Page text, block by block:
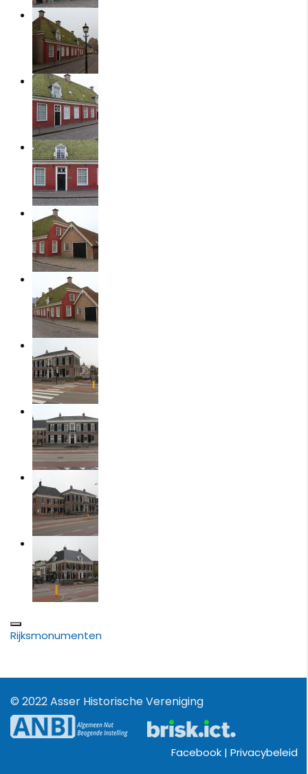
Rijksmonumenten
© 2022 Asser Historische Vereniging
Facebook | Privacybeleid